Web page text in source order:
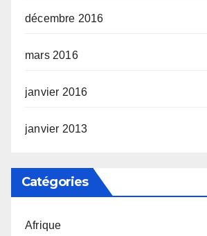
décembre 2016
mars 2016
janvier 2016
janvier 2013
Catégories
Afrique